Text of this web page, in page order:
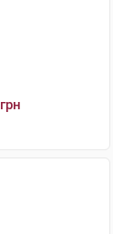
грн